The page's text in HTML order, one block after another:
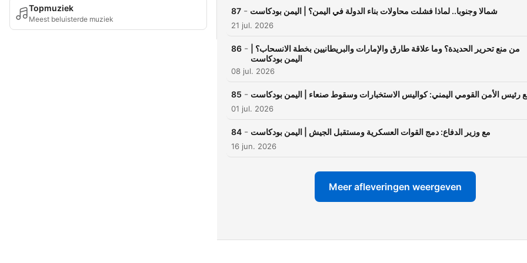
Topmuziek
Meest beluisterde muziek
87 - شمالا وجنوبا.. لماذا فشلت محاولات بناء الدولة في اليمن؟ | اليمن بودكاست
21 jul. 2026
86 -
من منع تحرير الحديدة؟ وما علاقة طارق والإمارات والبريطانيين بخطة الانسحاب؟ |
اليمن بودكاست
08 jul. 2026
85 - رئيس الأمن القومي اليمني: كواليس الاستخبارات وسقوط صنعاء | اليمن بودكاست
01 jul. 2026
84 - مع وزير الدفاع: دمج القوات العسكرية ومستقبل الجيش | اليمن بودكاست
16 jun. 2026
Meer afleveringen weergeven